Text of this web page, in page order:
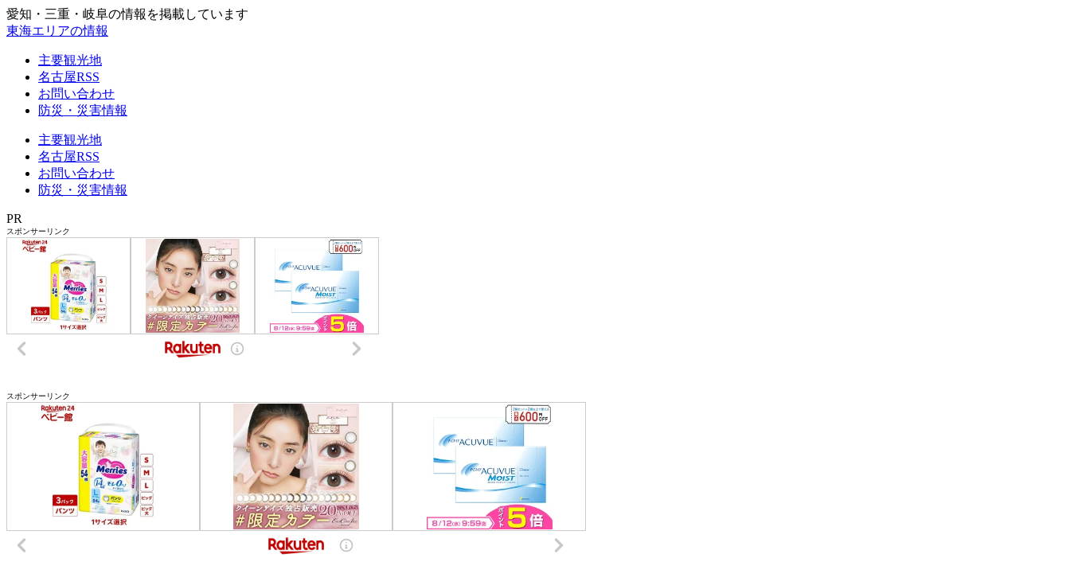
愛知・三重・岐阜の情報を掲載しています
東海エリアの情報
主要観光地
名古屋RSS
お問い合わせ
防災・災害情報
主要観光地
名古屋RSS
お問い合わせ
防災・災害情報
PR
スポンサーリンク
スポンサーリンク